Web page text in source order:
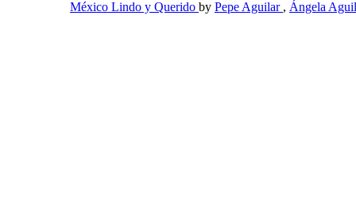
México Lindo y Querido by Pepe Aguilar , Ángela